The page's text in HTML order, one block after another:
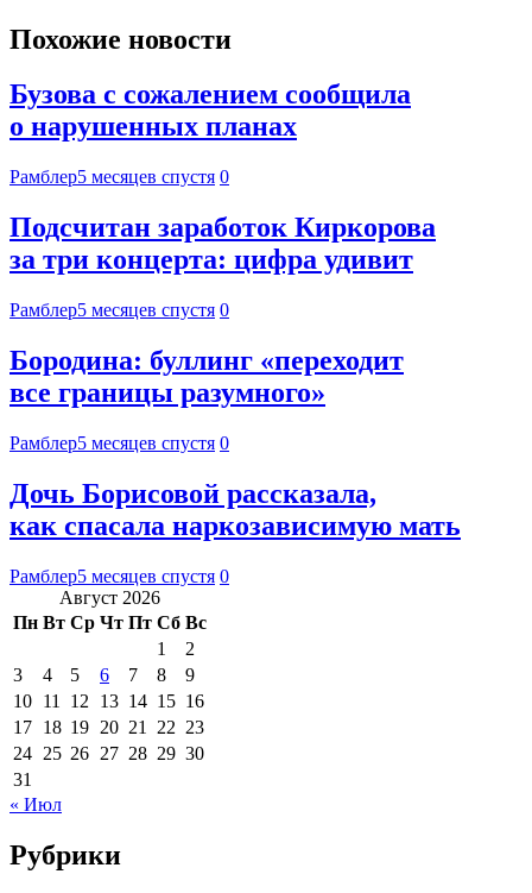
Похожие новости
Бузова с сожалением сообщила
о нарушенных планах
Рамблер5 месяцев спустя 0
Подсчитан заработок Киркорова
за три концерта: цифра удивит
Рамблер5 месяцев спустя 0
Бородина: буллинг «переходит
все границы разумного»
Рамблер5 месяцев спустя 0
Дочь Борисовой рассказала,
как спасала наркозависимую мать
Рамблер5 месяцев спустя 0
Август 2026
Пн Вт Ср Чт Пт Сб Вс
1
2
3
4 5 6 7 8
9
10 11 12 13 14 15 16
17 18 19 20 21 22 23
24 25 26 27 28 29 30
31
« Июл
Рубрики